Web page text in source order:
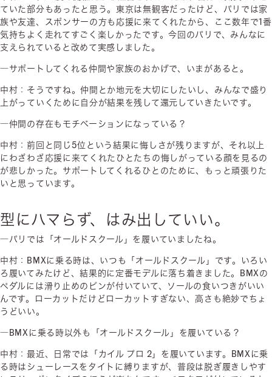
ていた部分もあったと思う。東京は無観客だったけど、パリでは家
族や友達、スポンサーの方も応援に来てくれたから、ここ数年で1番
気持ちよく走れてすごく楽しかったです。今回のパリで、みんなに
支えられていると改めて実感しました。
―サポートしてくれる仲間や家族のおかげで、いまがあると。
中村：そうですね。仲間とか地元を大切にしたいし、みんなで盛り
上がっていくために自分が結果を残して還元していきたいです。
―仲間の存在もモチベーションになっている？
中村：前回と同じ5位という結果に悔しさが残りますが、それ以上
にわざわざ応援に来てくれたひとたちの悔しがっている顔を見るの
が悲しかった。サポートしてくれるひとのために、もっと頑張りた
いと思っています。
型にハマらず、はみ出していい。
―パリでは「オールドスクール」を履いていましたね。
中村：BMXに乗る時は、いつも「オールドスクール」です。いろい
ろ履いてみたけど、結果的に定番モデルに落ち着きました。BMXの
ペダルには滑り止めのピンが付いていて、ソールの食いつきがいい
んです。ローカットだけどローカットすぎない、高さも絶妙でちょ
うどいい。
―BMXに乗る時以外も「オールドスクール」を履いている？
中村：最近、日常では「カイル プロ 2」を履いています。BMXに乗
る時はシューレースをタイトに縛りますが、普段は脱ぎ履きしやす